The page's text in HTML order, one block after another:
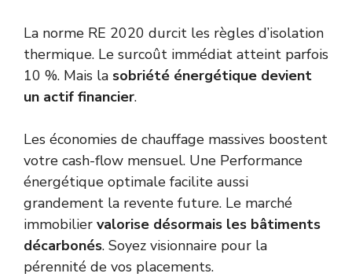
La norme RE 2020 durcit les règles d’isolation
thermique. Le surcoût immédiat atteint parfois
10 %. Mais la sobriété énergétique devient
un actif financier.
Les économies de chauffage massives boostent
votre cash-flow mensuel. Une Performance
énergétique optimale facilite aussi
grandement la revente future. Le marché
immobilier valorise désormais les bâtiments
décarbonés. Soyez visionnaire pour la
pérennité de vos placements.